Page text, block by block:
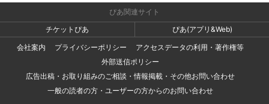
ぴあ関連サイト
チケットぴあ
ぴあ(アプリ&Web)
会社案内
プライバシーポリシー
アクセスデータの利用・著作権等
外部送信ポリシー
広告出稿・お取り組みのご相談・情報掲載・その他お問い合わせ
一般の読者の方・ユーザーの方からのお問い合わせ